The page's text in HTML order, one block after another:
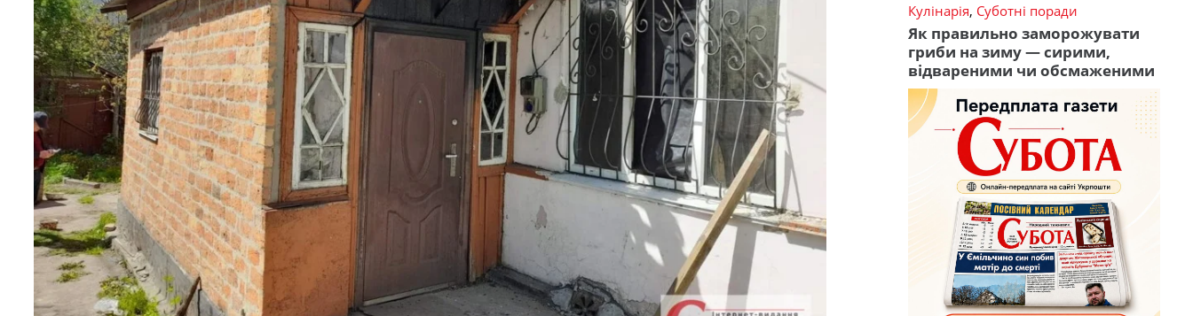
Кулінарія, Суботні поради
Як правильно заморожувати
гриби на зиму — сирими,
відвареними чи обсмаженими